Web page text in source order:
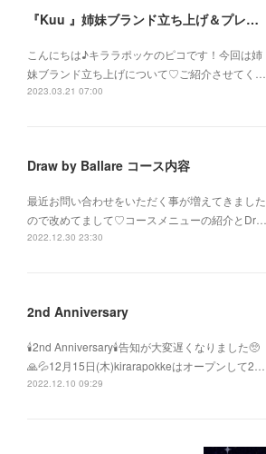
『Kuu 』姉妹ブランド立ち上げ＆プレゼント企画
こんにちは♪キララポッケのピコです！今回は姉
妹ブランド立ち上げについて♡ご紹介させてく…
2023.03.21 07:00
Draw by Ballare コース内容
最近お問い合わせをいただく事が増えてきました
ので改めてまして♡コースメニューの紹介とDr…
2022.12.30 23:30
2nd Anniversary
🕯2nd Anniversary🕯告知が大変遅くなりました🥺
🙏💦12月15日(木)kirarapokkeはオープンして2…
2022.12.10 09:29